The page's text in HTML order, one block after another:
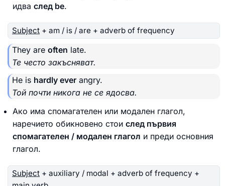
идва след be.
Subject + am / is / are + adverb of frequency
They are often late.
Те често закъсняват.
He is hardly ever angry.
Той почти никога не се ядосва.
Ако има спомагателен или модален глагол,
наречието обикновено стои след първия
спомагателен / модален глагол и преди основния
глагол.
Subject + auxiliary / modal + adverb of frequency +